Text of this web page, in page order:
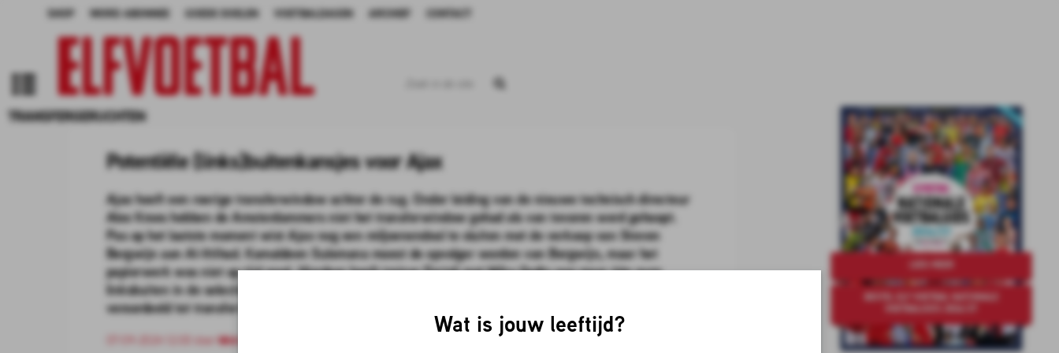
SHOP WORD ABONNEE GOEDE DOELEN VOETBALDAGEN ARCHIEF CONTACT
TRANSFERGERUCHTEN
Potentiële (links)buitenkansjes voor Ajax
Ajax heeft een roerige transferwindow achter de rug. Onder leiding van de nieuwe technisch directeur
Alex Kroes hebben de Amsterdammers niet het transferwindow gehad als van tevoren werd gehoopt.
Pas op het laatste moment wist Ajax nog een miljoenendeal te sluiten met de verkoop van Steven
Bergwijn aan Al-Ittihad. Kamaldeen Sulemana moest de opvolger worden van Bergwijn, maar het
papierwerk was niet op tijd rond. Hierdoor heeft trainer Farioli met Mika Godts nog maar één pure
linksbuiten in de selectie. Mocht Ajax zich dit kalenderjaar nog willen versterken op deze positie is het
veroordeeld tot transfervrije spelers. We zetten een aantal opties op een rij.
07-09-2024 12:00 doorMick van Dijk
BESTEL ELF VOETBAL NATIONALE
Wat is jouw leeftijd?